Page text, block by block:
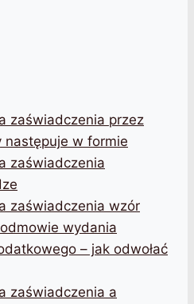
zaświadczenia przez
w formie
zaświadczenia
zaświadczenia wzór
wydania
– jak odwołać
zaświadczenia a